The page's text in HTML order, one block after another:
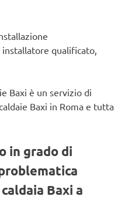
qualificato,
Baxi è un servizio di
Baxi in Roma e tutta
in grado di
Baxi a